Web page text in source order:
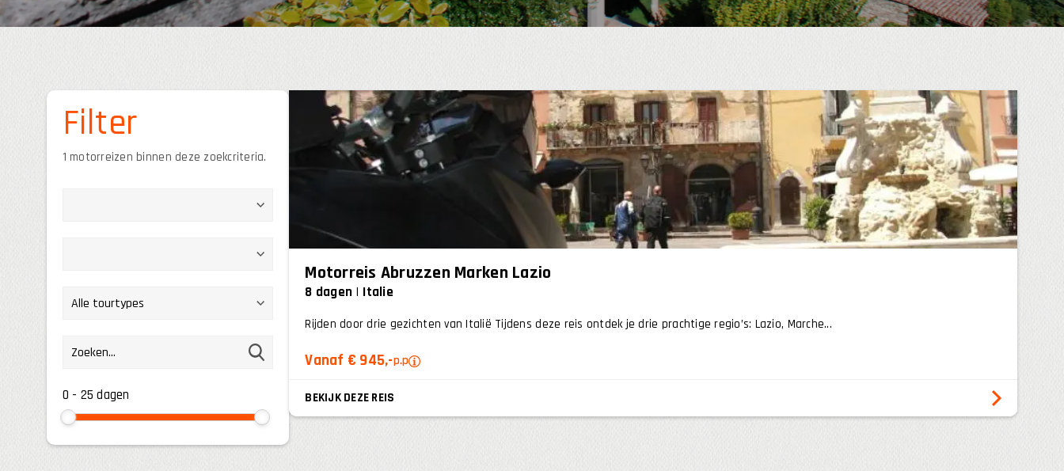
Filter
1 motorreizen binnen deze zoekcriteria.
0 - 25
Motorreis Abruzzen Marken Lazio
8 dagen Italie
Rijden door drie gezichten van Italië Tijdens deze reis ontdek je drie prachtige regio’s: Lazio, Marche...
Vanaf € 945,-p.p
BEKIJK DEZE REIS